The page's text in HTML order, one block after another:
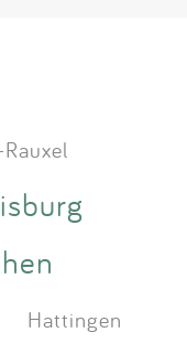
Hattingen